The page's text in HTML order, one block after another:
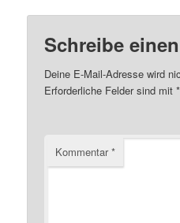
Schreibe
Deine E-Mail-Adresse wird
Erforderliche Felder sind mit*
Kommentar*